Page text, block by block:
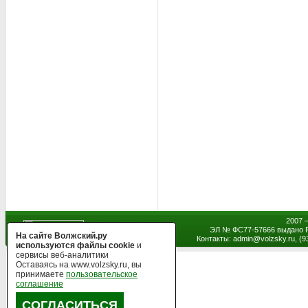
2007
ЭЛ № ФС77-57666 выдано
Контакты: admin@volzsky.ru,
На сайте Волжский.ру
используются файлы cookie и
сервисы веб-аналитики
Оставаясь на www.volzsky.ru, вы
принимаете пользовательское
соглашение
СОГЛАСИТЬСЯ